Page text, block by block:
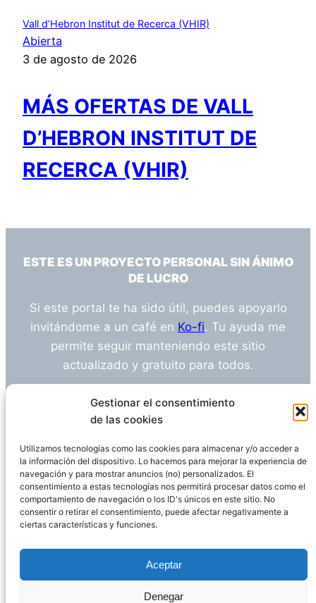
Gestionar el consentimiento
de las cookies
Utilizamos tecnologías como las cookies para almacenar y/o acceder a
la información del dispositivo. Lo hacemos para mejorar la experiencia de
navegación y para mostrar anuncios (no) personalizados. El
consentimiento a estas tecnologías nos permitirá procesar datos como el
comportamiento de navegación o los ID's únicos en este sitio. No
consentir o retirar el consentimiento, puede afectar negativamente a
ciertas características y funciones.
Aceptar
Denegar
Vall d’Hebron Institut de Recerca (VHIR)
Abierta
3 de agosto de 2026
MÁS OFERTAS DE VALL
D’HEBRON INSTITUT DE
RECERCA (VHIR)
ESTE ES UN PROYECTO PERSONAL SIN ÁNIMO
DE LUCRO
Si este portal te ha sido útil, puedes apoyarlo
invitándome a un café en Ko-fi. Tu ayuda me
permite seguir manteniendo este sitio
actualizado y gratuito para todos.
¿Tienes alguna duda o sugerencia? Escríbeme
info@empleosanitarioinvestigacion.es
Descargo de Responsabilidad
Declaración de Privacidad Política de cookies
WordPress